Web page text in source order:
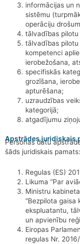
informācijas un
sistēmu
operāciju
tālvadības pilotu
tālvadības pilotu
kompetenci
ierobežošana,
specifiskās
grozīšana,
apturēšana;
uzraudzības
kategorijā;
atgadījumu
Apstrādes juridiskais
Personas datu
šāds juridiskais pamats:
Regulas (ES)
Likuma “Par
Ministru
“Bezpilota gaisa
ekspluatantu,
un apvienību
Eiropas
regulas Nr.